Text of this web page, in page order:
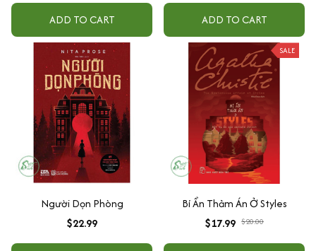
ADD TO CART ADD TO CART
Người Dọn Phòng
$22.99
SALE
Bí Ẩn Thảm Án Ở Styles
$17.99 $20.00